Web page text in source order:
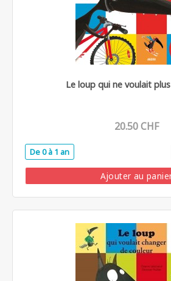
Le loup qui ne voulait
20.50 CHF
De 0 à 1 an
Ajouter au